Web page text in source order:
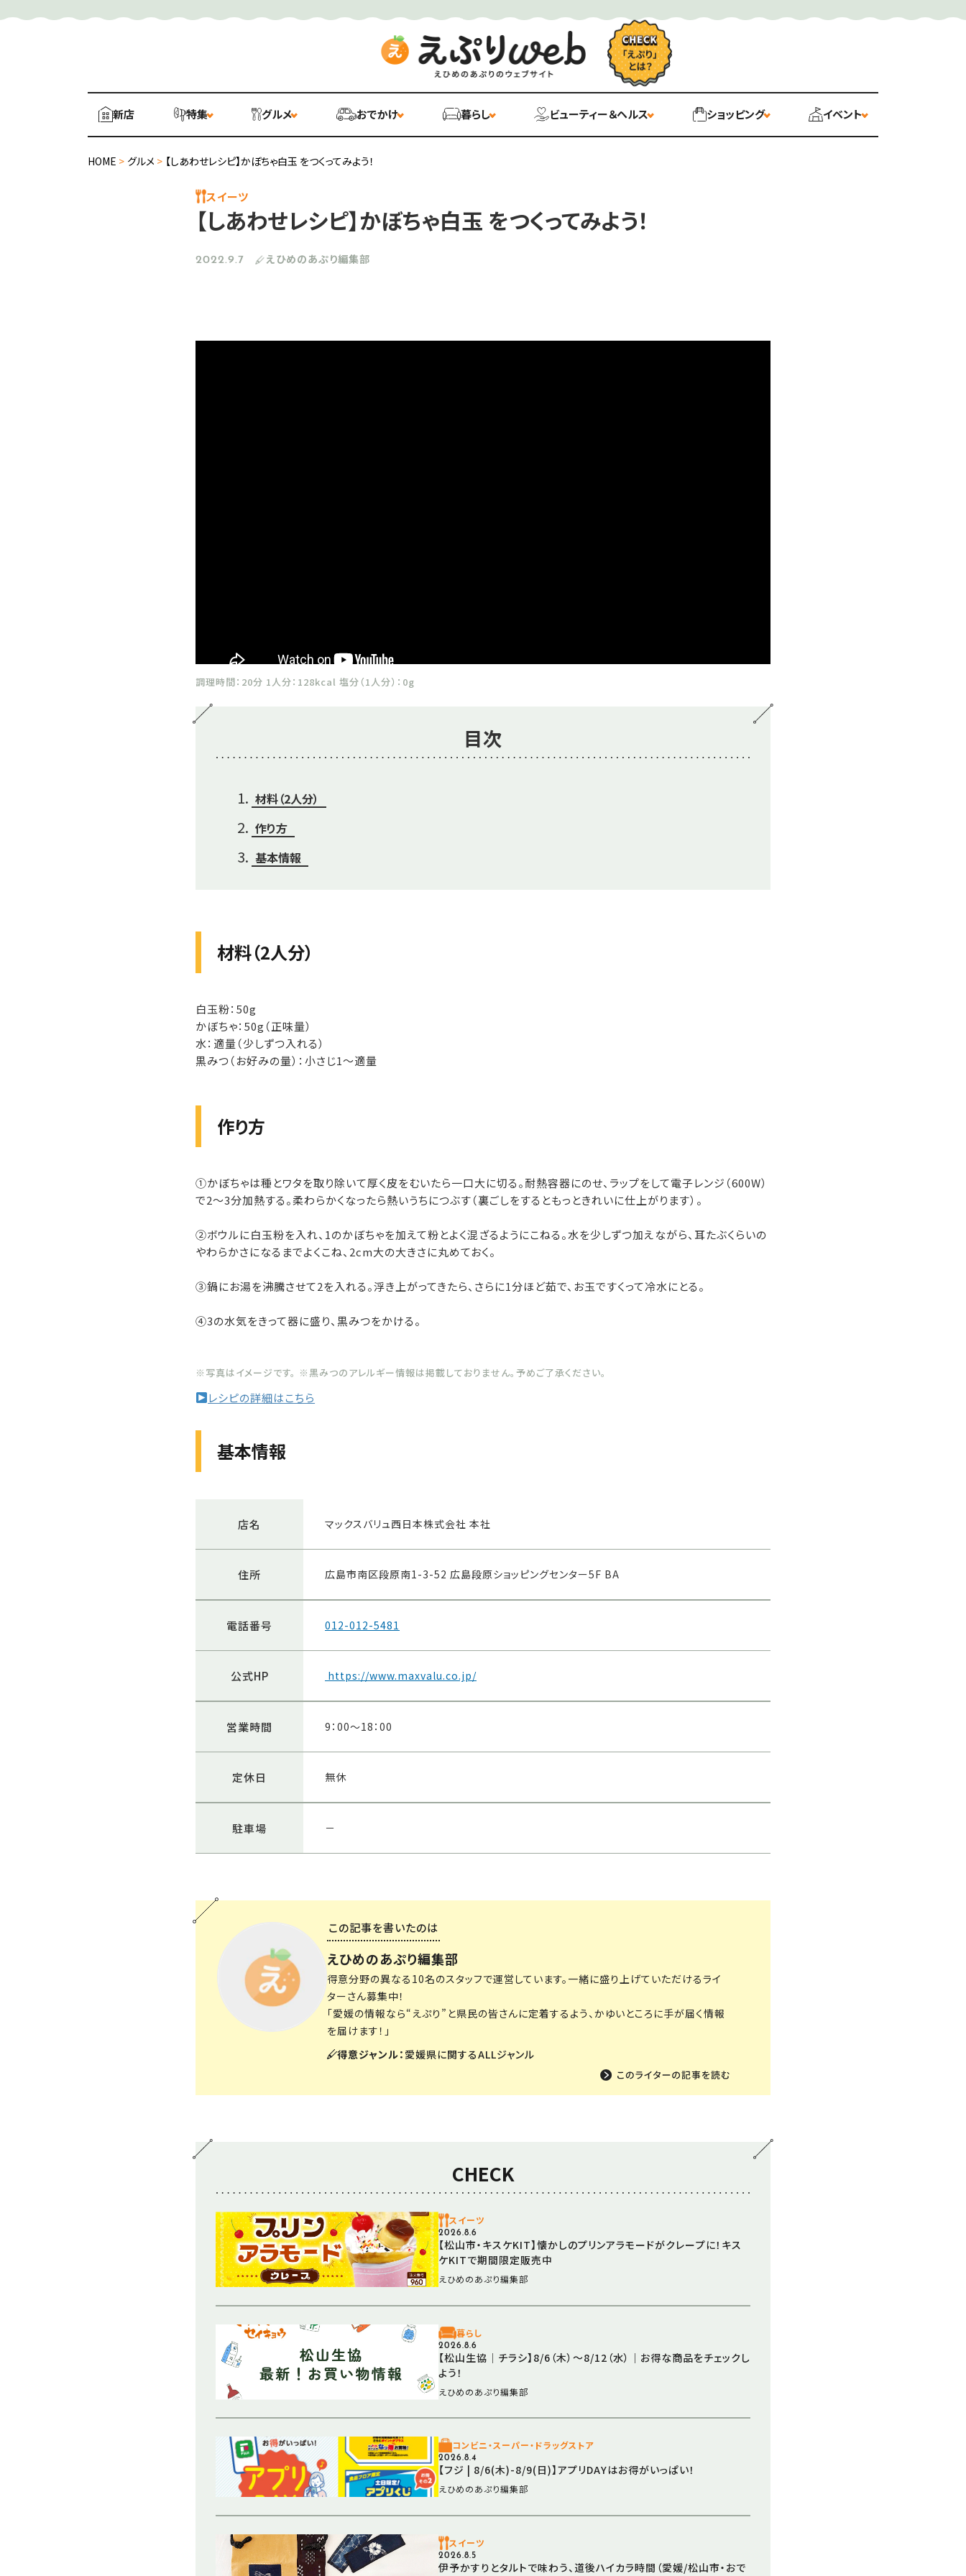
新店 特集 グルメ おでかけ 暮らし ビューティー＆ヘルス ショッピング イベント
HOME > グルメ > 【しあわせレシピ】かぼちゃ白玉 をつくってみよう！
スイーツ
【しあわせレシピ】かぼちゃ白玉 をつくってみよう！
2022.9.7 えひめのあぷり編集部
調理時間：20分 1人分：128kcal 塩分（1人分）：0g
目次
材料（2人分）
作り方
基本情報
材料（2人分）
白玉粉：50g
かぼちゃ：50g（正味量）
水：適量（少しずつ入れる）
黒みつ（お好みの量）：小さじ1～適量
作り方
①かぼちゃは種とワタを取り除いて厚く皮をむいたら一口大に切る。耐熱容器にのせ、ラップをして電子レンジ（600W）
で2～3分加熱する。柔わらかくなったら熱いうちにつぶす（裏ごしをするともっときれいに仕上がります）。
②ボウルに白玉粉を入れ、1のかぼちゃを加えて粉とよく混ざるようにこねる。水を少しずつ加えながら、耳たぶくらいの
やわらかさになるまでよくこね、2cm大の大きさに丸めておく。
③鍋にお湯を沸騰させて2を入れる。浮き上がってきたら、さらに1分ほど茹で、お玉ですくって冷水にとる。
④3の水気をきって器に盛り、黒みつをかける。
※写真はイメージです。 ※黒みつのアレルギー情報は掲載しておりません。予めご了承ください。
レシピの詳細はこちら
基本情報
店名 マックスバリュ西日本株式会社 本社
住所 広島市南区段原南1-3-52 広島段原ショッピングセンター5F BA
電話番号 012-012-5481
公式HP https://www.maxvalu.co.jp/
営業時間 9：00～18：00
定休日 無休
駐車場 －
この記事を書いたのは
えひめのあぷり編集部
得意分野の異なる10名のスタッフで運営しています。一緒に盛り上げていただけるライ
ターさん募集中！
「愛媛の情報なら“えぷり”と県民の皆さんに定着するよう、かゆいところに手が届く情報
を届けます！」
得意ジャンル： 愛媛県に関するALLジャンル
CHECK
スイーツ
2026.8.6
【松山市・キスケKIT】懐かしのプリンアラモードがクレープに！キス
ケKITで期間限定販売中
えひめのあぷり編集部
暮らし
2026.8.6
【松山生協│チラシ】8/6（木）～8/12（水）｜お得な商品をチェックし
よう！
えひめのあぷり編集部
コンビニ・スーパー・ドラッグストア
2026.8.4
【フジ | 8/6(木)-8/9(日)】アプリDAYはお得がいっぱい！
えひめのあぷり編集部
スイーツ
2026.8.5
伊予かすりとタルトで味わう、道後ハイカラ時間（愛媛/松山市・おで